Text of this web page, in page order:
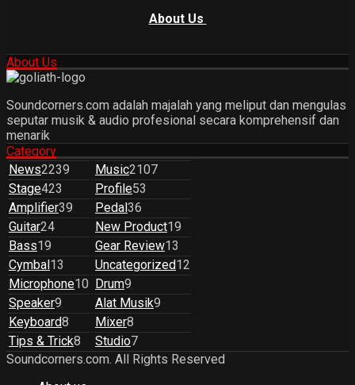
About Us
About Us
Soundcorners.com adalah majalah yang meliput dan mengulas
seputar musik & audio profesional secara komprehensif dan
menarik
Category
News2239 Music2107
Stage423 Profile53
Amplifier39 Pedal36
Guitar24 New Product19
Bass19 Gear Review13
Cymbal13 Uncategorized12
Microphone10 Drum9
Speaker9 Alat Musik9
Keyboard8 Mixer8
Tips & Trick8 Studio7
Soundcorners.com. All Rights Reserved